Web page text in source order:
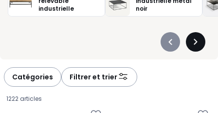
industrielle
noir
Précédent
Catégories Filtrer et trier
1222 articles